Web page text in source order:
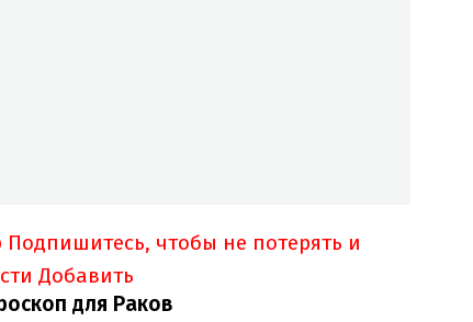
Подпишитесь, чтобы не потерять и
Добавить
для Раков